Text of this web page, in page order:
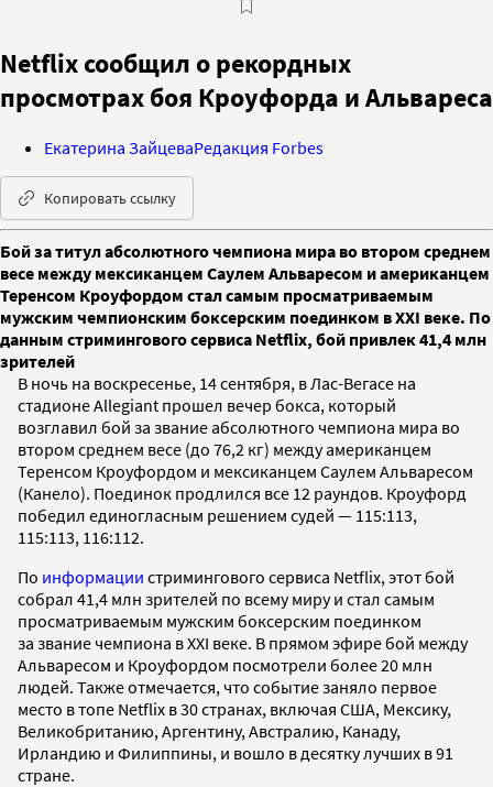
Netflix сообщил о рекордных
просмотрах боя Кроуфорда и Альвареса
Екатерина ЗайцеваРедакция Forbes
Копировать ссылку
Бой за титул абсолютного чемпиона мира во втором среднем
весе между мексиканцем Саулем Альваресом и американцем
Теренсом Кроуфордом стал самым просматриваемым
мужским чемпионским боксерским поединком в XXI веке. По
данным стримингового сервиса Netflix, бой привлек 41,4 млн
зрителей
В ночь на воскресенье, 14 сентября, в Лас-Вегасе на
стадионе Allegiant прошел вечер бокса, который
возглавил бой за звание абсолютного чемпиона мира во
втором среднем весе (до 76,2 кг) между американцем
Теренсом Кроуфордом и мексиканцем Саулем Альваресом
(Канело). Поединок продлился все 12 раундов. Кроуфорд
победил единогласным решением судей — 115:113,
115:113, 116:112.
По информации стримингового сервиса Netflix, этот бой
собрал 41,4 млн зрителей по всему миру и стал самым
просматриваемым мужским боксерским поединком
за звание чемпиона в XXI веке. В прямом эфире бой между
Альваресом и Кроуфордом посмотрели более 20 млн
людей. Также отмечается, что событие заняло первое
место в топе Netflix в 30 странах, включая США, Мексику,
Великобританию, Аргентину, Австралию, Канаду,
Ирландию и Филиппины, и вошло в десятку лучших в 91
стране.